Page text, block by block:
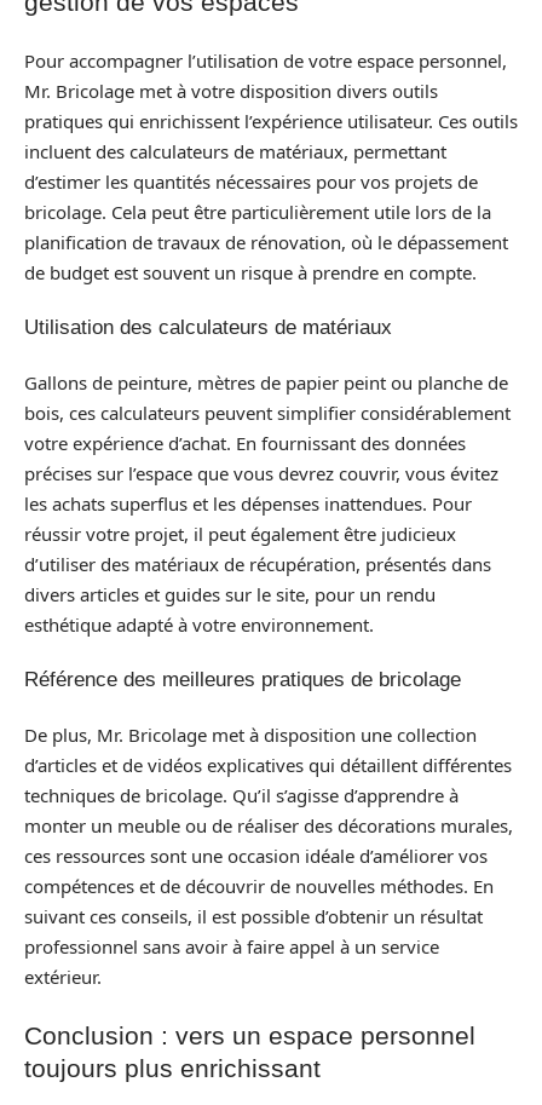
Pour accompagner l’utilisation de votre espace personnel,
Mr. Bricolage met à votre disposition divers outils
pratiques qui enrichissent l’expérience utilisateur. Ces outils
incluent des calculateurs de matériaux, permettant
d’estimer les quantités nécessaires pour vos projets de
bricolage. Cela peut être particulièrement utile lors de la
planification de travaux de rénovation, où le dépassement
de budget est souvent un risque à prendre en compte.
Utilisation des calculateurs de matériaux
Gallons de peinture, mètres de papier peint ou planche de
bois, ces calculateurs peuvent simplifier considérablement
votre expérience d’achat. En fournissant des données
précises sur l’espace que vous devrez couvrir, vous évitez
les achats superflus et les dépenses inattendues. Pour
réussir votre projet, il peut également être judicieux
d’utiliser des matériaux de récupération, présentés dans
divers articles et guides sur le site, pour un rendu
esthétique adapté à votre environnement.
Référence des meilleures pratiques de bricolage
De plus, Mr. Bricolage met à disposition une collection
d’articles et de vidéos explicatives qui détaillent différentes
techniques de bricolage. Qu’il s’agisse d’apprendre à
monter un meuble ou de réaliser des décorations murales,
ces ressources sont une occasion idéale d’améliorer vos
compétences et de découvrir de nouvelles méthodes. En
suivant ces conseils, il est possible d’obtenir un résultat
professionnel sans avoir à faire appel à un service
extérieur.
Conclusion : vers un espace personnel
toujours plus enrichissant